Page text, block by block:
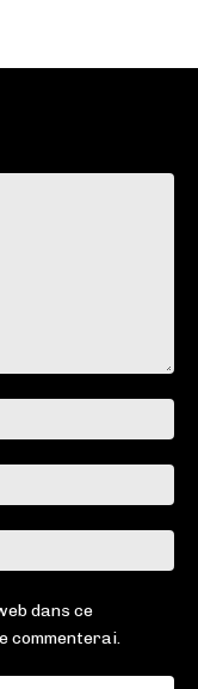
:*
:*
:
dans ce
commenterai.